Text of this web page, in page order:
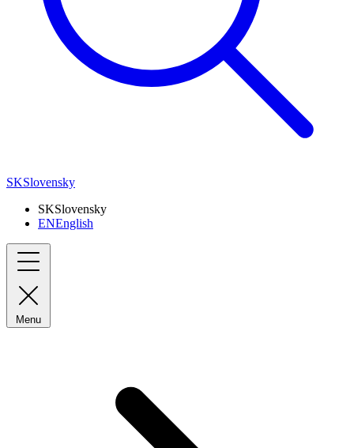
SKSlovensky
SKSlovensky
ENEnglish
Menu